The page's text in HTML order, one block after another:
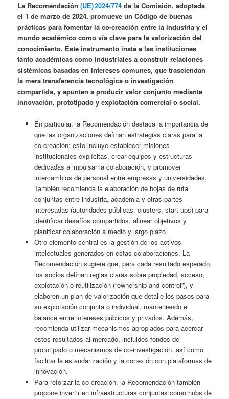
La Recomendación(UE) 2024/774 de la Comisión, adoptada
el 1 de marzo de 2024, promueve un Código de buenas
prácticas para fomentar la co-creación entre la industria y el
mundo académico como vía clave para la valorización del
conocimiento. Este instrumento insta a las instituciones
tanto académicas como industriales a construir relaciones
sistémicas basadas en intereses comunes, que trasciendan
la mera transferencia tecnológica o investigación
compartida, y apunten a producir valor conjunto mediante
innovación, prototipado y explotación comercial o social.
En particular, la Recomendación destaca la importancia de
que las organizaciones definan estrategias claras para la
co-creación: esto incluye establecer misiones
institucionales explícitas, crear equipos y estructuras
dedicadas a impulsar la colaboración, y promover
intercambios de personal entre empresas y universidades.
También recomienda la elaboración de hojas de ruta
conjuntas entre industria, academia y otras partes
interesadas (autoridades públicas, clusters, start-ups) para
identificar desafíos compartidos, alinear objetivos y
planificar colaboración a medio y largo plazo.
Otro elemento central es la gestión de los activos
intelectuales generados en estas colaboraciones. La
Recomendación sugiere que, para cada resultado esperado,
los socios definan reglas claras sobre propiedad, acceso,
explotación o reutilización (“ownership and control”), y
elaboren un plan de valorización que detalle los pasos para
su explotación conjunta o individual, manteniendo el
balance entre intereses públicos y privados. Además,
recomienda utilizar mecanismos apropiados para acercar
estos resultados al mercado, incluidos fondos de
prototipado o mecanismos de co-investigación, así como
facilitar la estandarización y la conexión con plataformas de
innovación.
Para reforzar la co-creación, la Recomendación también
propone invertir en infraestructuras conjuntas como hubs de